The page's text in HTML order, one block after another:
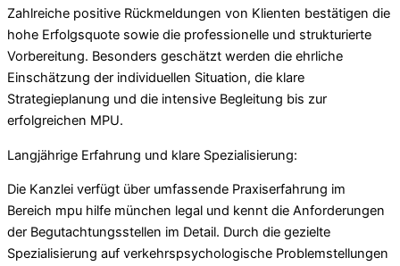
Zahlreiche positive Rückmeldungen von Klienten bestätigen die
hohe Erfolgsquote sowie die professionelle und strukturierte
Vorbereitung. Besonders geschätzt werden die ehrliche
Einschätzung der individuellen Situation, die klare
Strategieplanung und die intensive Begleitung bis zur
erfolgreichen MPU.
Langjährige Erfahrung und klare Spezialisierung:
Die Kanzlei verfügt über umfassende Praxiserfahrung im
Bereich mpu hilfe münchen legal und kennt die Anforderungen
der Begutachtungsstellen im Detail. Durch die gezielte
Spezialisierung auf verkehrspsychologische Problemstellungen